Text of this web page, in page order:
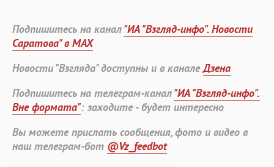
Подпишитесь на канал"ИА "Взгляд-инфо". Новости
Саратова" в MAX
Новости "Взгляда" доступны и в каналеДзена
Подпишитесь на телеграм-канал"ИА "Взгляд-инфо".
Вне формата": заходите - будет интересно
Вы можете прислать сообщения, фото и видео в
наш телеграм-бот @Vz_feedbot